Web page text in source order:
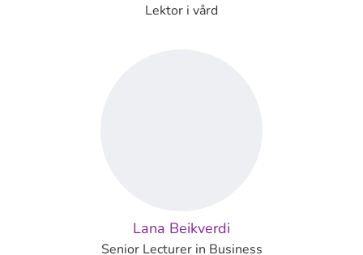
Lektor i vård
Lana Beikverdi
Senior Lecturer in Business